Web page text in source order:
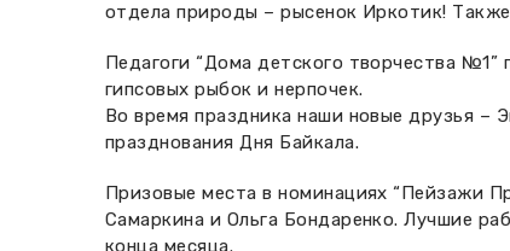
отдела природы – рысенок Иркотик!
Педагоги “Дома детского творчества
гипсовых рыбок и нерпочек.
Во время праздника наши новые друзья –
празднования Дня Байкала.
Призовые места в номинациях “Пейзажи
Самаркина и Ольга Бондаренко. Лучшие
конца месяца.